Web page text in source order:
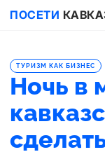
ПОСЕТИ
Ночь в
ТУРИЗМ КАК БИЗНЕС